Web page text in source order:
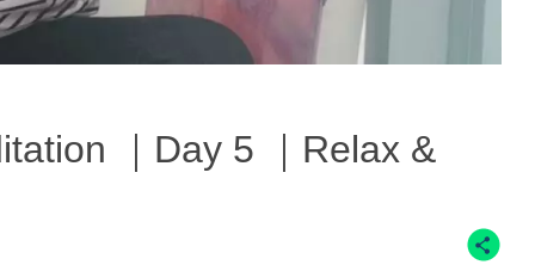
｜Day 5 ｜Relax &